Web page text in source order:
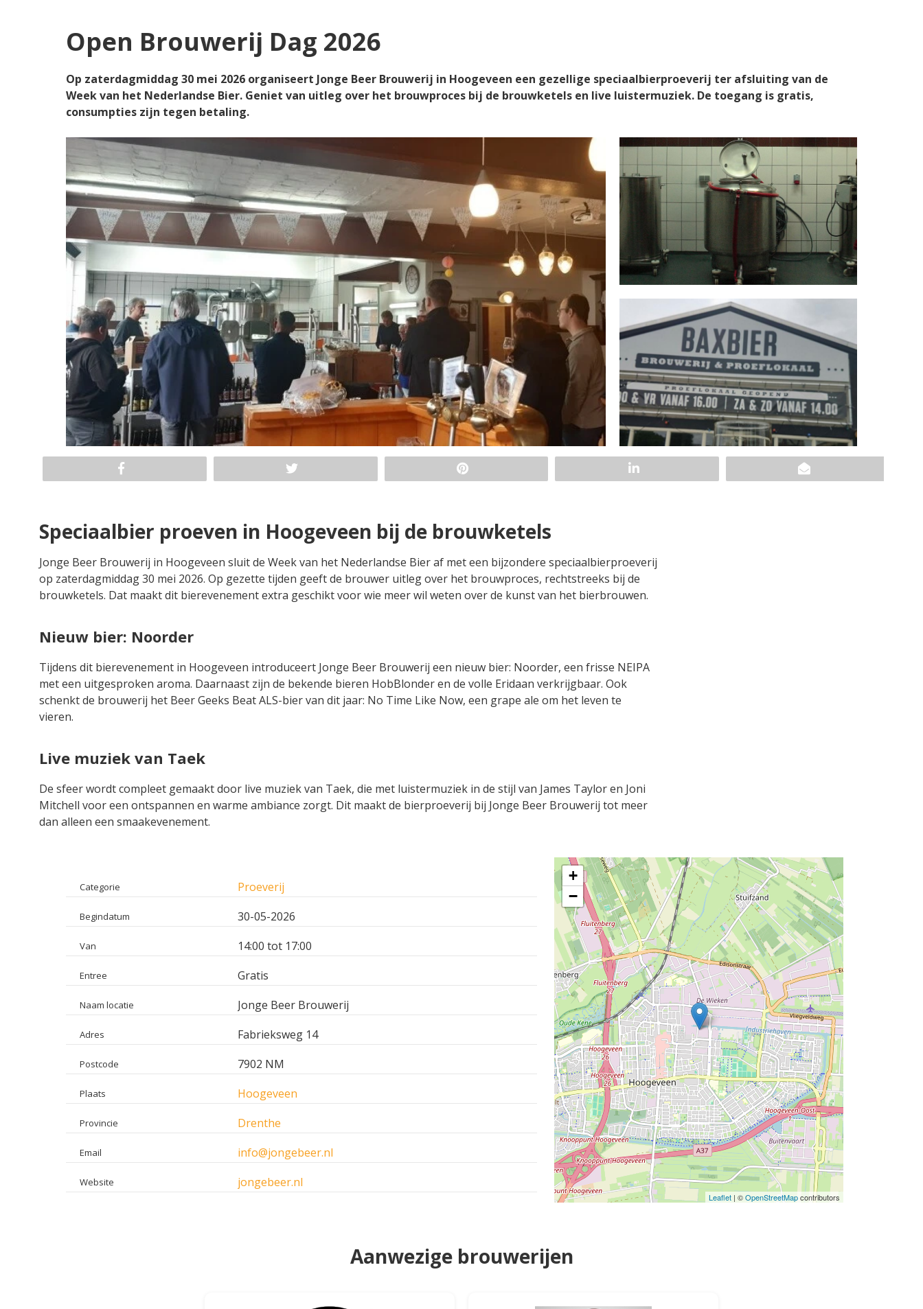
Open Brouwerij Dag 2026
Op zaterdagmiddag 30 mei 2026 organiseert Jonge Beer Brouwerij in Hoogeveen een gezellige speciaalbierproeverij ter afsluiting van de
Week van het Nederlandse Bier. Geniet van uitleg over het brouwproces bij de brouwketels en live luistermuziek. De toegang is gratis,
consumpties zijn tegen betaling.
Speciaalbier proeven in Hoogeveen bij de brouwketels
Jonge Beer Brouwerij in Hoogeveen sluit de Week van het Nederlandse Bier af met een bijzondere speciaalbierproeverij
op zaterdagmiddag 30 mei 2026. Op gezette tijden geeft de brouwer uitleg over het brouwproces, rechtstreeks bij de
brouwketels. Dat maakt dit bierevenement extra geschikt voor wie meer wil weten over de kunst van het bierbrouwen.
Nieuw bier: Noorder
Tijdens dit bierevenement in Hoogeveen introduceert Jonge Beer Brouwerij een nieuw bier: Noorder, een frisse NEIPA
met een uitgesproken aroma. Daarnaast zijn de bekende bieren HobBlonder en de volle Eridaan verkrijgbaar. Ook
schenkt de brouwerij het Beer Geeks Beat ALS-bier van dit jaar: No Time Like Now, een grape ale om het leven te
vieren.
Live muziek van Taek
De sfeer wordt compleet gemaakt door live muziek van Taek, die met luistermuziek in de stijl van James Taylor en Joni
Mitchell voor een ontspannen en warme ambiance zorgt. Dit maakt de bierproeverij bij Jonge Beer Brouwerij tot meer
dan alleen een smaakevenement.
Categorie Proeverij
Begindatum 30-05-2026
Van 14:00 tot 17:00
Entree Gratis
Naam locatie Jonge Beer Brouwerij
Adres Fabrieksweg 14
Postcode 7902 NM
Plaats Hoogeveen
Provincie Drenthe
Email info@jongebeer.nl
Website jongebeer.nl
+
−
Leaflet | ©OpenStreetMapcontributors
Aanwezige brouwerijen